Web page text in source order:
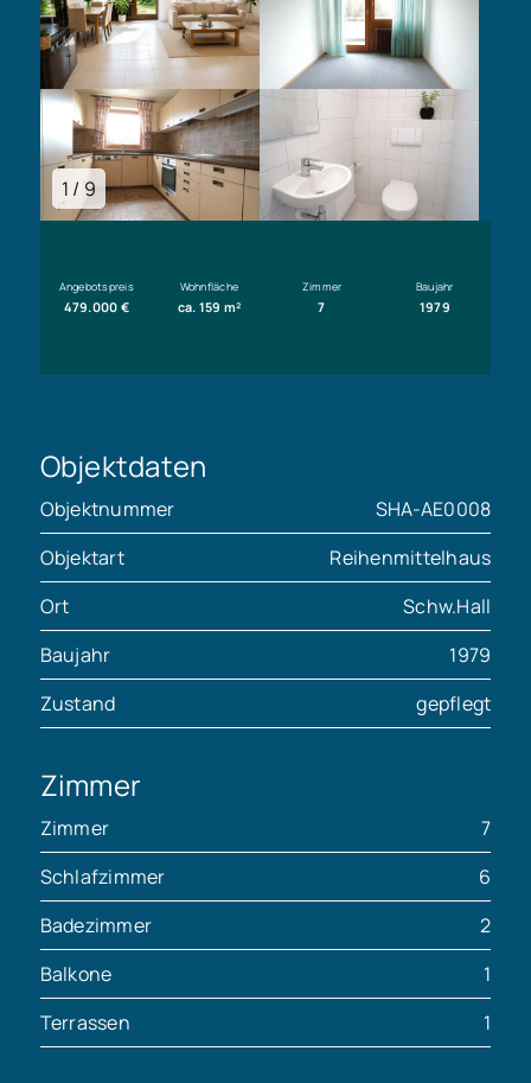
1 / 9
Angebotspreis
479.000 €
Wohnfläche
ca. 159 m²
Zimmer
7
Baujahr
1979
Objektdaten
Objektnummer
SHA-AE0008
Objektart
Reihenmittelhaus
Ort
Schw.Hall
Baujahr
1979
Zustand
gepflegt
Zimmer
Zimmer
7
Schlafzimmer
6
Badezimmer
2
Balkone
1
Terrassen
1